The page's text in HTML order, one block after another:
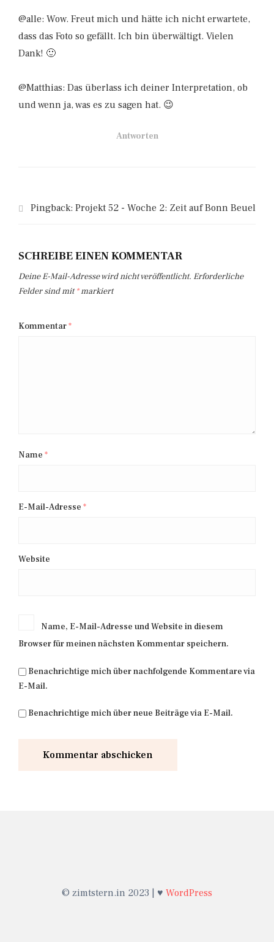
@alle: Wow. Freut mich und hätte ich nicht erwartete,
dass das Foto so gefällt. Ich bin überwältigt. Vielen
Dank! 🙂
@Matthias: Das überlass ich deiner Interpretation, ob
und wenn ja, was es zu sagen hat. 😉
Antworten
Pingback: Projekt 52 - Woche 2: Zeit auf Bonn Beuel
SCHREIBE EINEN KOMMENTAR
Deine E-Mail-Adresse wird nicht veröffentlicht. Erforderliche
Felder sind mit*markiert
Kommentar*
Name *
E-Mail-Adresse *
Website
Name, E-Mail-Adresse und Website in diesem
Browser für meinen nächsten Kommentar speichern.
Benachrichtige mich über nachfolgende Kommentare via
E-Mail.
Benachrichtige mich über neue Beiträge via E-Mail.
© zimtstern.in 2023 | ♥ WordPress